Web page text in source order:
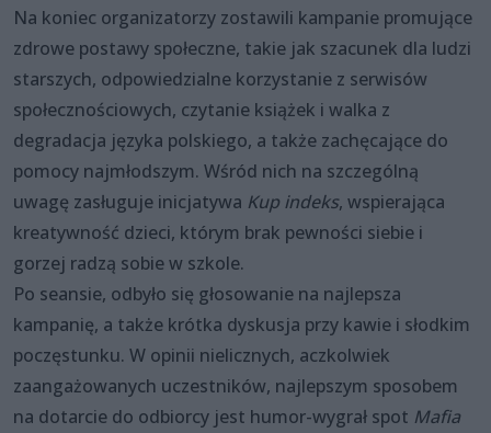
Na koniec organizatorzy zostawili kampanie promujące
zdrowe postawy społeczne, takie jak szacunek dla ludzi
starszych, odpowiedzialne korzystanie z serwisów
społecznościowych, czytanie książek i walka z
degradacja języka polskiego, a także zachęcające do
pomocy najmłodszym. Wśród nich na szczególną
uwagę zasługuje inicjatywa Kup indeks, wspierająca
kreatywność dzieci, którym brak pewności siebie i
gorzej radzą sobie w szkole.
Po seansie, odbyło się głosowanie na najlepsza
kampanię, a także krótka dyskusja przy kawie i słodkim
poczęstunku. W opinii nielicznych, aczkolwiek
zaangażowanych uczestników, najlepszym sposobem
na dotarcie do odbiorcy jest humor-wygrał spot Mafia